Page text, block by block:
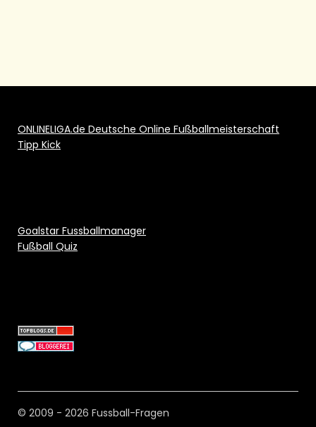
ONLINELIGA.de Deutsche Online Fußballmeisterschaft
Tipp Kick
Goalstar Fussballmanager
Fußball Quiz
© 2009 - 2026 Fussball-Fragen